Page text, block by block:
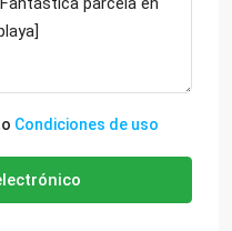
Condiciones de uso